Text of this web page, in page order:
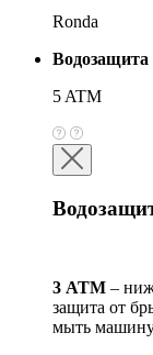
Ronda
Водозащита
5 ATM
3 АТМ –
защита от
мыть